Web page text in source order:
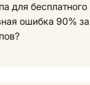
для бесплатного
ошибка 90%